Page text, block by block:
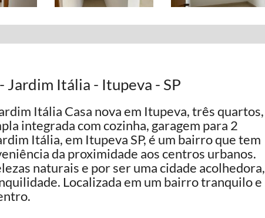
Jardim Itália - Itupeva - SP
Itália Casa nova em Itupeva, três quartos,
integrada com cozinha, garagem para 2
Itália, em Itupeva SP, é um bairro que tem
da proximidade aos centros urbanos.
naturais e por ser uma cidade acolhedora,
Localizada em um bairro tranquilo e